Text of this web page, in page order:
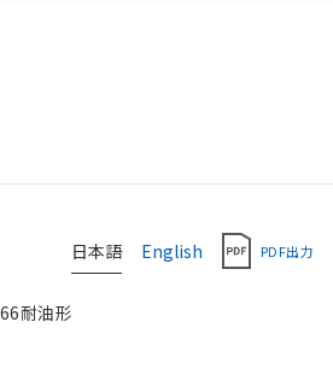
日本語 English PDF出力
耐油形